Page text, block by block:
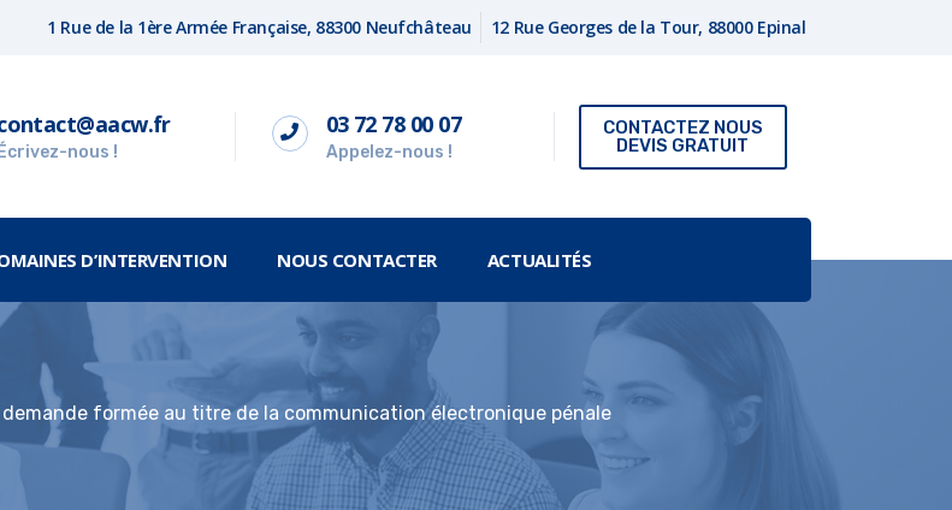
1 Rue de la 1ère Armée Française, 88300 Neufchâteau 12 Rue Georges de la Tour, 88000 Epinal
Écrivez-nous !
03 72 78 00 07
Appelez-nous !
CONTACTEZ NOUS
DEVIS GRATUIT
D’INTERVENTION NOUS CONTACTER ACTUALITÉS
demande formée au titre de la communication électronique pénale